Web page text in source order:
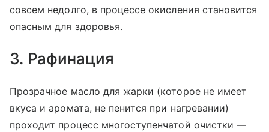
совсем недолго, в процессе окисления становится
опасным для здоровья.
3. Рафинация
Прозрачное масло для жарки (которое не имеет
вкуса и аромата, не пенится при нагревании)
проходит процесс многоступенчатой очистки —